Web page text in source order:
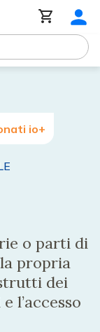
io+
o parti di
propria
dei
l’accesso